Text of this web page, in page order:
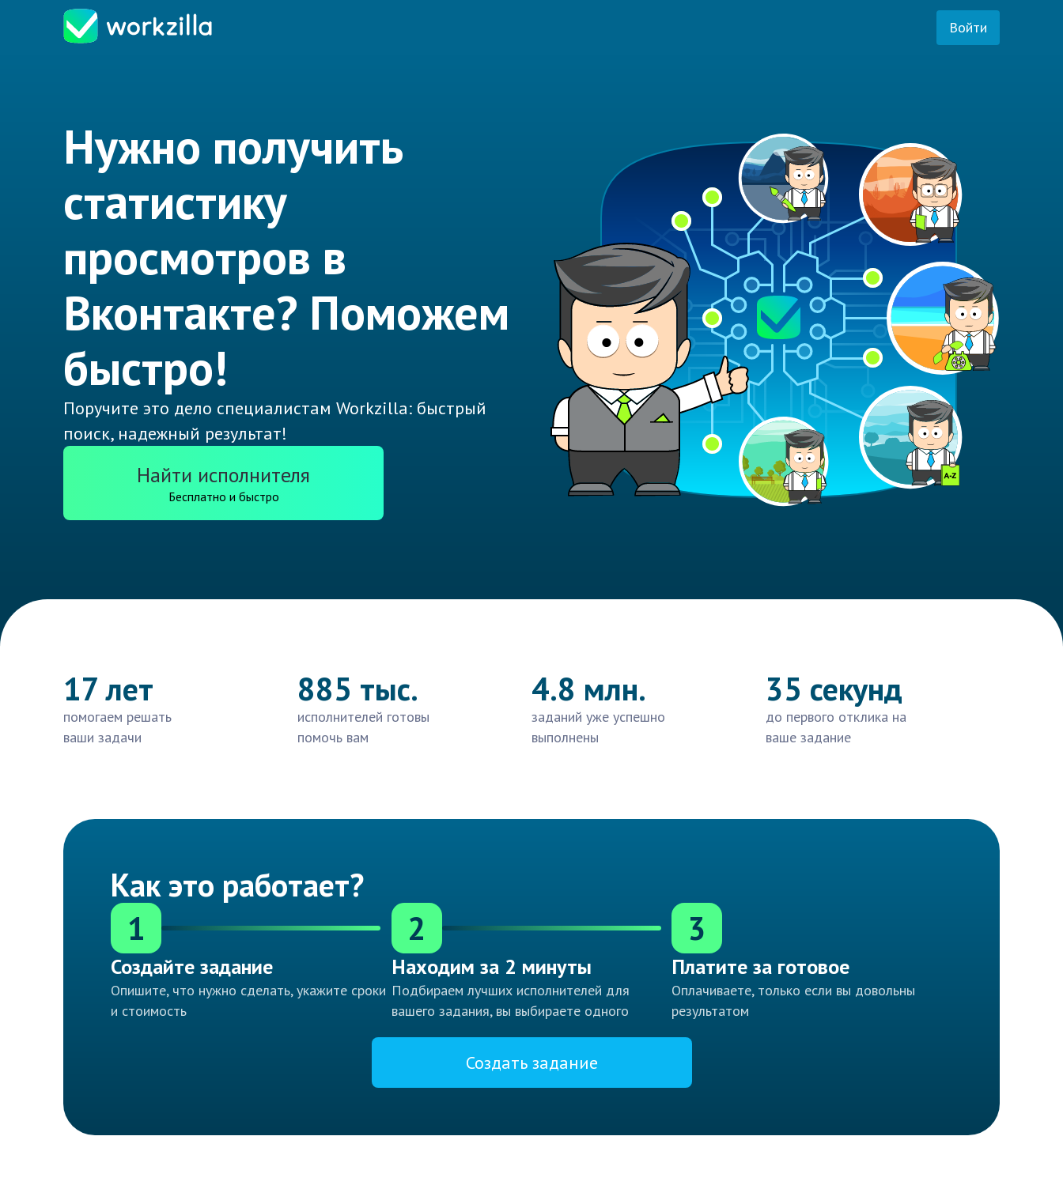
Войти
Нужно получить
статистику
просмотров в
Вконтакте? Поможем
быстро!
Поручите это дело специалистам Workzilla: быстрый
поиск, надежный результат!
Найти исполнителя
Бесплатно и быстро
17 лет
помогаем решать
ваши задачи
885 тыс.
исполнителей готовы
помочь вам
4.8 млн.
заданий уже успешно
выполнены
35 секунд
до первого отклика на
ваше задание
Как это работает?
1
Создайте задание
Опишите, что нужно сделать, укажите сроки
и стоимость
2
Находим за 2 минуты
Подбираем лучших исполнителей для
вашего задания, вы выбираете одного
3
Платите за готовое
Оплачиваете, только если вы довольны
результатом
Создать задание